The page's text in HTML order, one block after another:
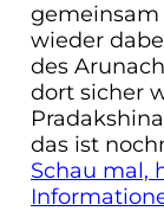
gemeinsam
wieder
des
dort sicher
das ist
Schau mal,